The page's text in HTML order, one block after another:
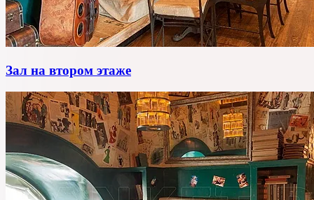
Зал на втором этаже